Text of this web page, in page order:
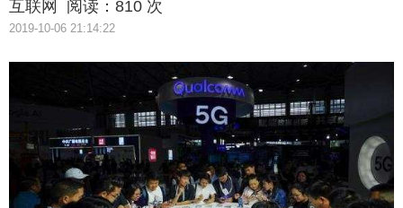
互联网 阅读： 810 次
2019-10-06 21:14:22